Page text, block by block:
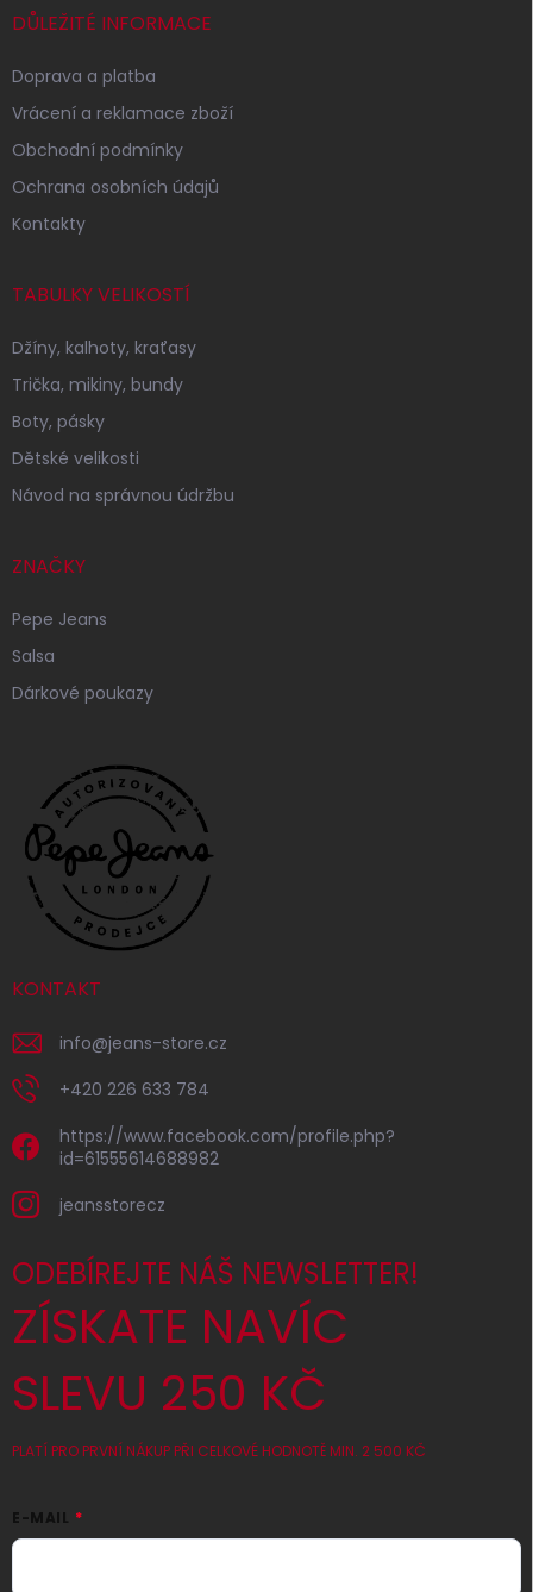
DŮLEŽITÉ INFORMACE
Doprava a platba
Vrácení a reklamace zboží
Obchodní podmínky
Ochrana osobních údajů
Kontakty
TABULKY VELIKOSTÍ
Džíny, kalhoty, kraťasy
Trička, mikiny, bundy
Boty, pásky
Dětské velikosti
Návod na správnou údržbu
ZNAČKY
Pepe Jeans
Salsa
Dárkové poukazy
KONTAKT
info@jeans-store.cz
+420 226 633 784
https://www.facebook.com/profile.php?
id=61555614688982
jeansstorecz
ODEBÍREJTE NÁŠ NEWSLETTER!
ZÍSKATE NAVÍC
SLEVU 250 KČ
PLATÍ PRO PRVNÍ NÁKUP PŘI CELKOVÉ HODNOTĚ MIN. 2 500 KČ
E-MAIL